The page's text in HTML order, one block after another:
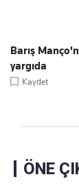
Barış
yargıda
Kaydet
ÖNE